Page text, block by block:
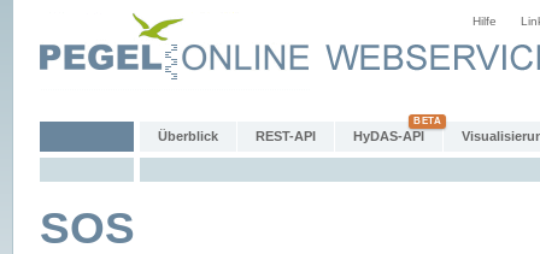
Hilfe
Überblick REST-API HyDAS-API
SOS